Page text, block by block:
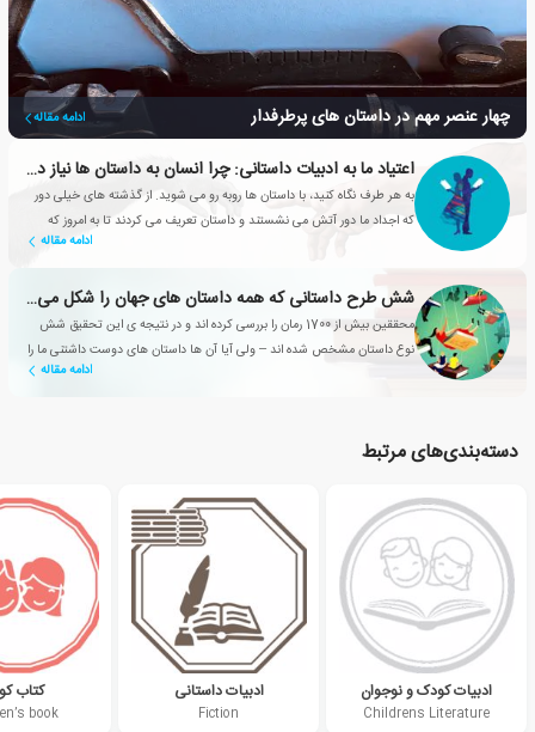
چهار عنصر مهم در داستان های پرطرفدار ادامه مقاله
اعتیاد ما به ادبیات داستانی: چرا انسان به داستان ها نیاز دارد؟
به هر طرف نگاه کنید، با داستان ها روبه رو می شوید. از گذشته های خیلی دور
که اجداد ما دور آتش می نشستند و داستان تعریف می کردند تا به امروز که
ادامه مقاله
شش طرح داستانی که همه داستان های جهان را شکل می دهند
محققین بیش از 1700 رمان را بررسی کرده اند و در نتیجه ی این تحقیق شش
نوع داستان مشخص شده اند – ولی آیا آن ها داستان های دوست داشتنی ما را
ادامه مقاله
دسته‌بندی‌های مرتبط
ادبیات کودک و نوجوان
Childrens Literature
ادبیات داستانی
Fiction
کتاب
book